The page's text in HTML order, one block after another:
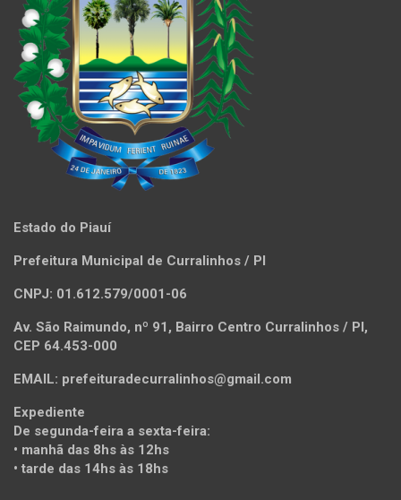
Estado do Piauí
Prefeitura Municipal de Curralinhos / PI
CNPJ: 01.612.579/0001-06
Av. São Raimundo, nº 91, Bairro Centro Curralinhos / PI,
CEP 64.453-000
EMAIL: prefeituradecurralinhos@gmail.com
Expediente
De segunda-feira a sexta-feira:
• manhã das 8hs às 12hs
• tarde das 14hs às 18hs